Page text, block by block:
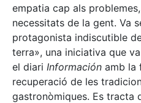
empatia cap als
necessitats de la gent. Va
protagonista indiscutible
terra», una iniciativa que
el diari Información amb la
recuperació de les
gastronòmiques. Es tracta